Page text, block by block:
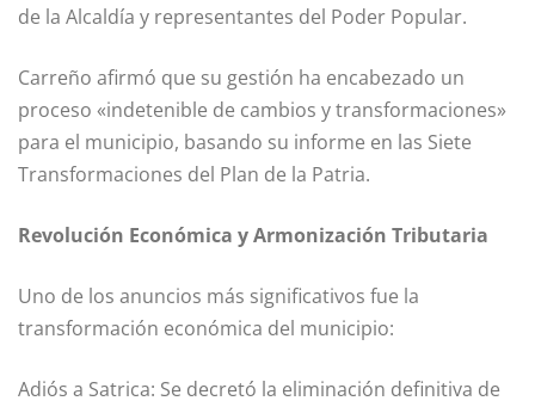
de la Alcaldía y representantes del Poder Popular.
Carreño afirmó que su gestión ha encabezado un
proceso «indetenible de cambios y transformaciones»
para el municipio, basando su informe en las Siete
Transformaciones del Plan de la Patria.
Revolución Económica y Armonización Tributaria
Uno de los anuncios más significativos fue la
transformación económica del municipio:
Adiós a Satrica: Se decretó la eliminación definitiva de